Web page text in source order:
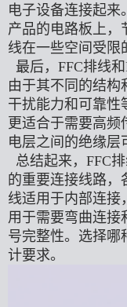
电子设备连接起来
产品的电路板上，
线在一些空间受限
最后，FFC排线
由于其不同的结构
干扰能力和可靠性
更适合于需要高频
电层之间的绝缘层
总结起来，FFC
的重要连接线路，
线适用于内部连接
用于需要弯曲连接
号完整性。选择哪
计要求。